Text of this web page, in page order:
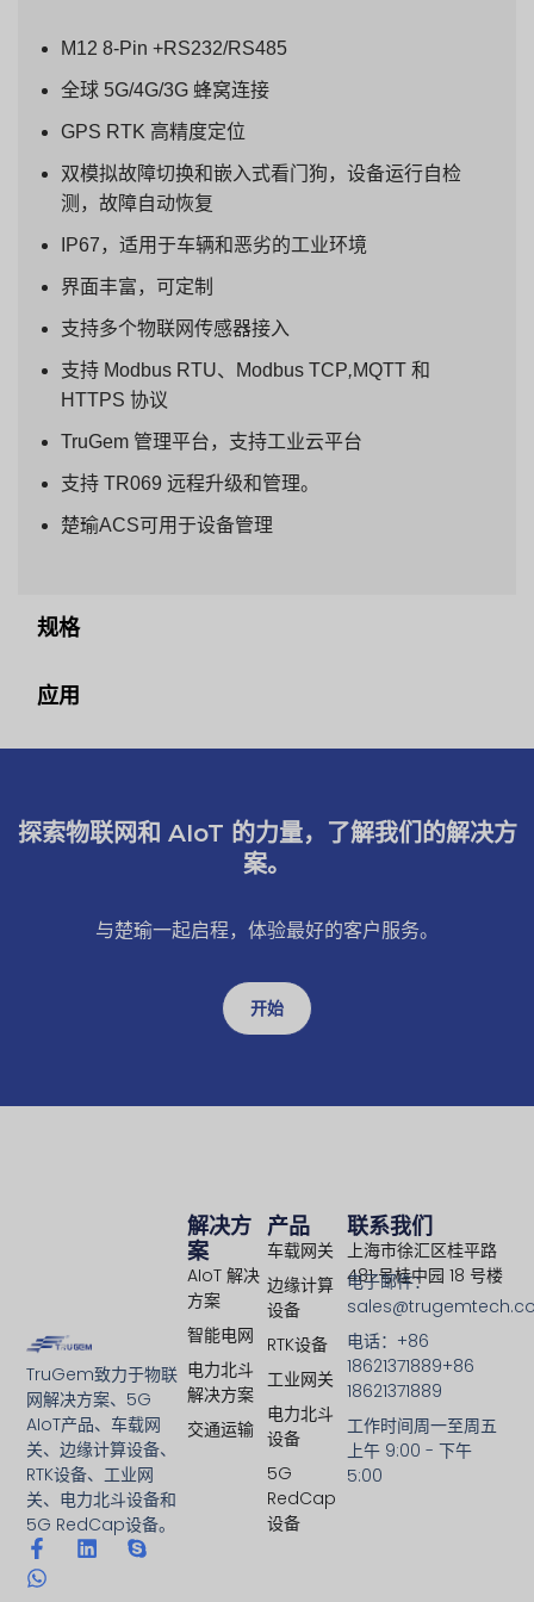
M12 8-Pin +RS232/RS485
全球 5G/4G/3G 蜂窝连接
GPS RTK 高精度定位
双模拟故障切换和嵌入式看门狗，设备运行自检
测，故障自动恢复
IP67，适用于车辆和恶劣的工业环境
界面丰富，可定制
支持多个物联网传感器接入
支持 Modbus RTU、Modbus TCP,MQTT 和
HTTPS 协议
TruGem 管理平台，支持工业云平台
支持 TR069 远程升级和管理。
楚瑜ACS可用于设备管理
规格
应用
探索物联网和 AIoT 的力量，了解我们的解决方
案。
与楚瑜一起启程，体验最好的客户服务。
开始
TruGem致力于物联
网解决方案、5G
AIoT产品、车载网
关、边缘计算设备、
RTK设备、工业网
关、电力北斗设备和
5G RedCap设备。
产品
车载网关
边缘计算
设备
RTK设备
工业网关
电力北斗
设备
5G
RedCap
设备
解决方
案
AIoT 解决
方案
智能电网
电力北斗
解决方案
交通运输
联系我们
上海市徐汇区桂平路
481 号桂中园 18 号楼
电子邮件：
电话：+86
18621371889+86
18621371889
工作时间周一至周五
上午 9:00 - 下午
5:00